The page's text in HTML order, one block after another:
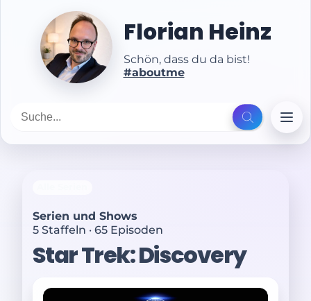
Florian Heinz
Schön, dass du da bist!
#aboutme
Serien und Shows
5 Staffeln · 65 Episoden
Star Trek: Discovery